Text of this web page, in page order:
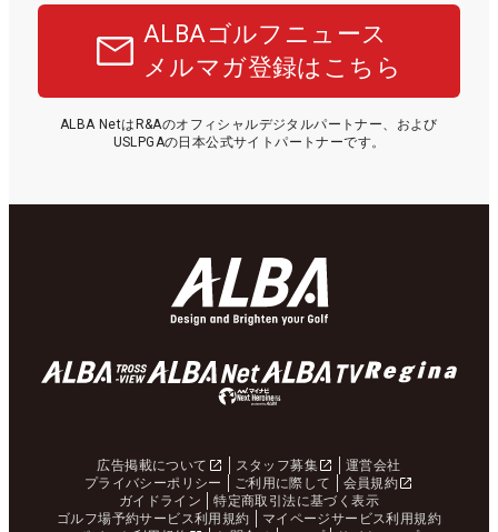
ALBAゴルフニュース
メルマガ登録はこちら
ALBA NetはR&Aのオフィシャルデジタルパートナー、および
USLPGAの日本公式サイトパートナーです。
広告掲載について スタッフ募集
運営会社
プライバシーポリシー
ご利用に際して
会員規約
ガイドライン
特定商取引法に基づく表示
ゴルフ場予約サービス利用規約
マイページサービス利用規約